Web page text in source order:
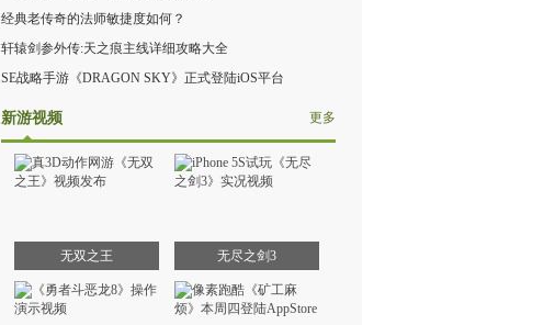
经典老传奇的法师敏捷度如何？
轩辕剑参外传:天之痕主线详细攻略大全
SE战略手游《DRAGON SKY》正式登陆iOS平台
更多
新游视频
无双之王 无尽之剑3